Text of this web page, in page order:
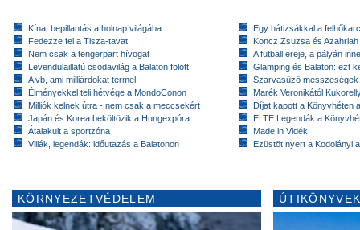
Kína: bepillantás a holnap világába
Fedezze fel a Tisza-tavat!
Nem csak a tengerpart hívogat
Levendulaillatú csodavilág a Balaton fölött
A vb, ami milliárdokat termel
Élményekkel teli hétvége a MondoConon
Milliók kelnek útra - nem csak a meccsekért
Japán és Korea beköltözik a Hungexpóra
Átalakult a sportzóna
Villák, legendák: időutazás a Balatonon
Egy hátizsákkal a
Koncz Zsuzsa és
A futball ereje, a pályán
Glamping és Balaton: ezt
Szarvasűző messzeségek
Marék Veronikától
Díjat kapott a Könyvhéten
ELTE Legendák a
Made in Vidék
Ezüstöt nyert a Kodolányi
KÖRNYEZETVÉDELEM